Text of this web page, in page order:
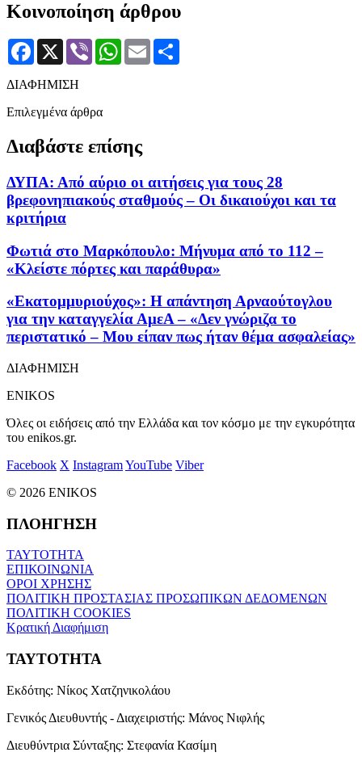
Κοινοποίηση άρθρου
Facebook
X Viber WhatsApp
Email
ΔΙΑΦΗΜΙΣΗ
Επιλεγμένα άρθρα
Διαβάστε επίσης
ΔΥΠΑ: Από αύριο οι αιτήσεις για τους 28
βρεφονηπιακούς σταθμούς – Οι δικαιούχοι και τα
κριτήρια
Φωτιά στο Μαρκόπουλο: Μήνυμα από το 112 –
«Κλείστε πόρτες και παράθυρα»
«Εκατομμυριούχος»: Η απάντηση Αρναούτογλου
για την καταγγελία ΑμεΑ – «Δεν γνώριζα το
περιστατικό – Μου είπαν πως ήταν θέμα ασφαλείας»
ΔΙΑΦΗΜΙΣΗ
ENIKOS
Όλες οι ειδήσεις από την Ελλάδα και τον κόσμο με την εγκυρότητα
του enikos.gr.
Facebook X InstagramYouTube Viber
© 2026 ENIKOS
ΠΛΟΗΓΗΣΗ
ΤΑΥΤΟΤΗΤΑ
ΕΠΙΚΟΙΝΩΝΙΑ
ΟΡΟΙ ΧΡΗΣΗΣ
ΠΟΛΙΤΙΚΗ ΠΡΟΣΤΑΣΙΑΣ ΠΡΟΣΩΠΙΚΩΝ ΔΕΔΟΜΕΝΩΝ
ΠΟΛΙΤΙΚΗ COOKIES
Κρατική Διαφήμιση
ΤΑΥΤΟΤΗΤΑ
Εκδότης: Νίκος Χατζηνικολάου
Γενικός Διευθυντής - Διαχειριστής: Μάνος Νιφλής
Διευθύντρια Σύνταξης: Στεφανία Κασίμη